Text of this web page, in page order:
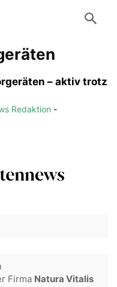
– aktiv trotz
Redaktion -
Firma Natura Vitalis